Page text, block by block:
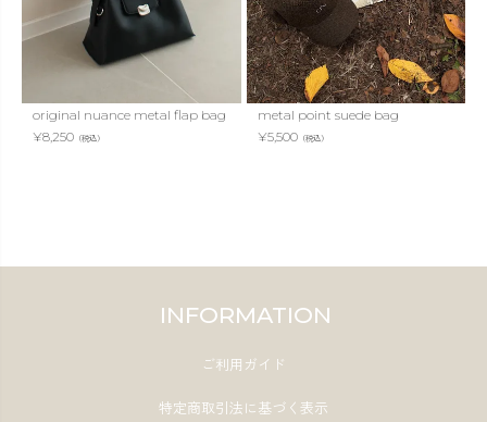
original nuance metal flap bag
¥8,250 （税込）
metal point suede bag
¥5,500（税込）
INFORMATION
ご利用ガイド
特定商取引法に基づく表示